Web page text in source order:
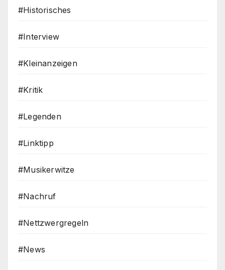
#Historisches
#Interview
#Kleinanzeigen
#Kritik
#Legenden
#Linktipp
#Musikerwitze
#Nachruf
#Nettzwergregeln
#News